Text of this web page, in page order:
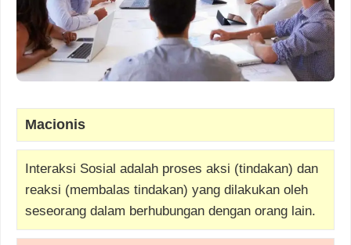
Macionis
Interaksi Sosial adalah proses aksi (tindakan) dan
reaksi (membalas tindakan) yang dilakukan oleh
seseorang dalam berhubungan dengan orang lain.